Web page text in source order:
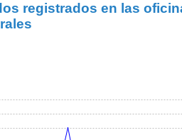
registrados en las